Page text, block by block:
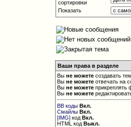
сортировки
Показать
Ваши права в разделе
Выне можете создавать
Выне можете отвечать на
Выне можете прикреплять
Выне можете
BB коды Вкл.
Смайлы Вкл.
[IMG] кодВкл.
HTML кодВыкл.